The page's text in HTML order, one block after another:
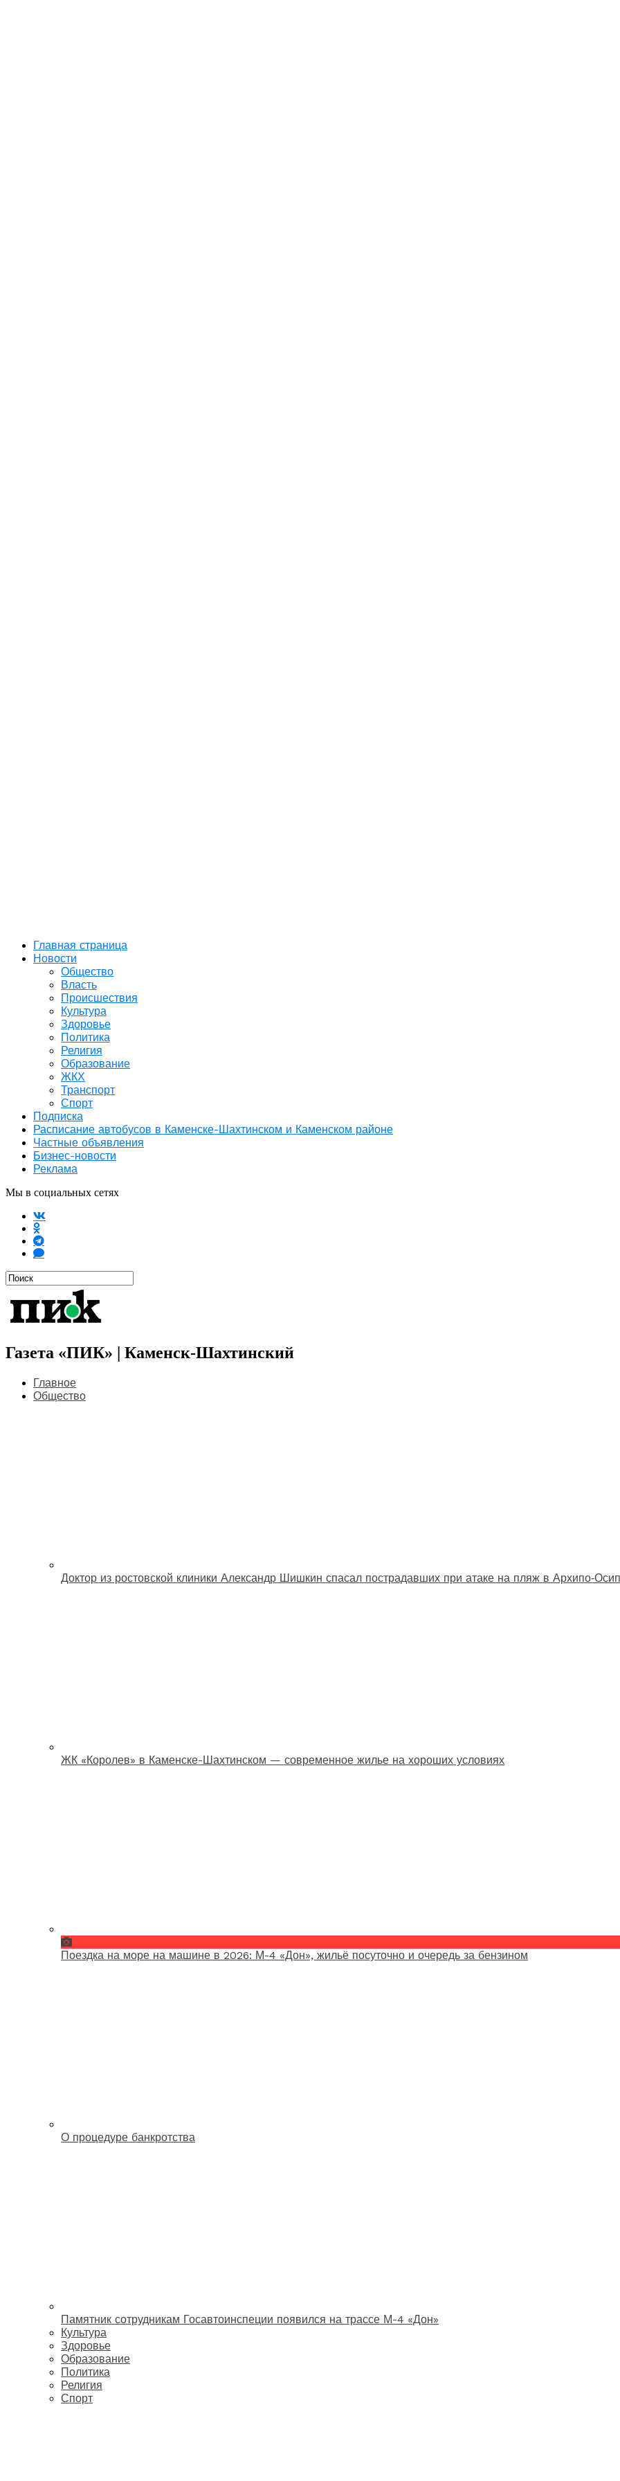
Главная страница
Новости
Общество
Власть
Происшествия
Культура
Здоровье
Политика
Религия
Образование
ЖКХ
Транспорт
Спорт
Подписка
Расписание автобусов в Каменске-Шахтинском и Каменском районе
Частные объявления
Бизнес-новости
Реклама
Мы в социальных сетях
Газета «ПИК» | Каменск-Шахтинский
Главное
Общество
Доктор из ростовской клиники Александр Шишкин спасал пострадавших при атаке на пляж в
ЖК «Королев» в Каменске-Шахтинском — современное жилье на хороших условиях
Поездка на море на машине в 2026: М-4 «Дон», жильё посуточно и очередь за бензином
О процедуре банкротства
Памятник сотрудникам Госавтоинспеции появился на трассе М-4 «Дон»
Культура
Здоровье
Образование
Политика
Религия
Спорт